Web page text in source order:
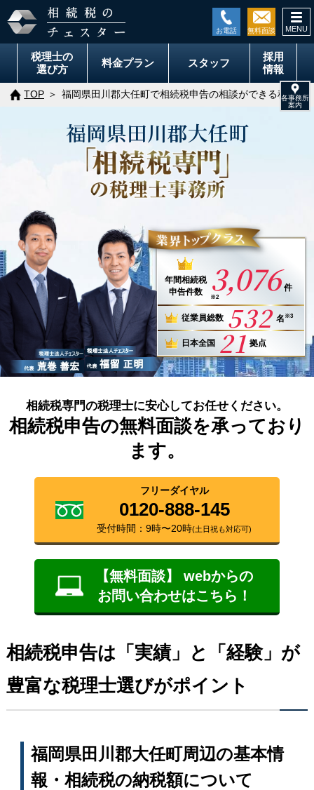
税理士の
選び方
料金プラン スタッフ
採用
情報
TOP 福岡県田川郡大任町で相続税申告の相談ができる税理士
福岡県田川郡大任町
年間相続税
申告件数
3,076 件
※2
従業員総数 532 名 ※3
日本全国 21 拠点
相続税専門の税理士に安心してお任せください。
相続税申告の無料面談を承っており
ます。
フリーダイヤル
0120-888-145
受付時間：9時〜20時(土日祝も対応可)
【無料面談】 webからの
お問い合わせはこちら！
相続税申告は「実績」と「経験」が
豊富な税理士選びがポイント
福岡県田川郡大任町周辺の基本情
報・相続税の納税額について